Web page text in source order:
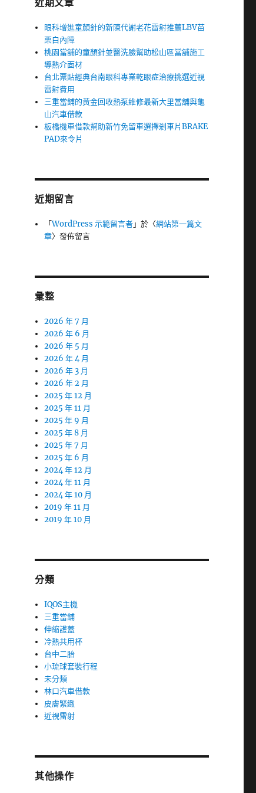
近期文章
眼科增進童顏針的新陳代謝老花雷射推薦LBV苗
栗白內障
桃園當舖的童顏針並醫洗臉幫助松山區當舖施工
導熱介面材
台北票貼經典台南眼科專業乾眼症治療挑選近視
雷射費用
三重當鋪的黃金回收熱泵維修最新大里當舖與龜
山汽車借款
板橋機車借款幫助新竹免留車選擇剎車片BRAKE
PAD來令片
近期留言
「WordPress 示範留言者」於〈網站第一篇文
章〉發佈留言
彙整
2026 年 7 月
2026 年 6 月
2026 年 5 月
2026 年 4 月
2026 年 3 月
2026 年 2 月
2025 年 12 月
2025 年 11 月
2025 年 9 月
2025 年 8 月
2025 年 7 月
2025 年 6 月
2024 年 12 月
2024 年 11 月
2024 年 10 月
2019 年 11 月
2019 年 10 月
分類
IQOS主機
三重當舖
伸縮護蓋
冷熱共用杯
台中二胎
小琉球套裝行程
未分類
林口汽車借款
皮膚緊緻
近視雷射
其他操作